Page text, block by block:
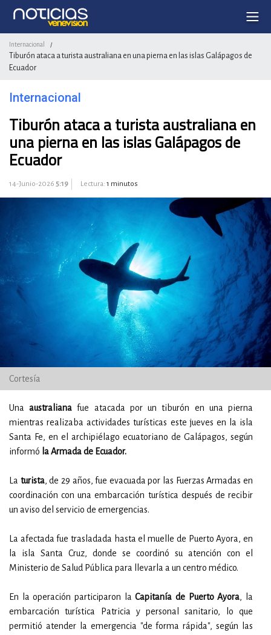
Internacional /
Tiburón ataca a turista australiana en una pierna en las islas Galápagos de
Ecuador
Internacional
Tiburón ataca a turista australiana en
una pierna en las islas Galápagos de
Ecuador
14-Junio-2026 5:19 Lectura: 1 minutos
Cortesía
Unaaustraliana fue atacada por un tiburón en una pierna
mientras realizaba actividades turísticas este jueves en la isla
Santa Fe, en el archipiélago ecuatoriano de Galápagos, según
informó la Armada de Ecuador.
La turista, de 29 años, fue evacuada por las Fuerzas Armadas en
coordinación con una embarcación turística después de recibir
un aviso del servicio de emergencias.
La afectada fue trasladada hasta el muelle de Puerto Ayora, en
la isla Santa Cruz, donde se coordinó su atención con el
Ministerio de Salud Pública para llevarla a un centro médico.
En la operación participaron laCapitanía de Puerto Ayora, la
embarcación turística Patricia y personal sanitario, lo que
permitió atender la emergencia "de forma rápida", según las